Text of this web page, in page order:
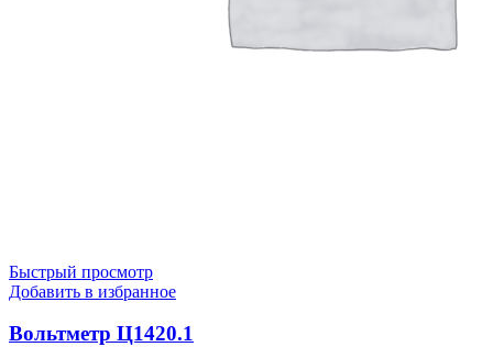
Быстрый просмотр
Добавить в избранное
Вольтметр Ц1420.1